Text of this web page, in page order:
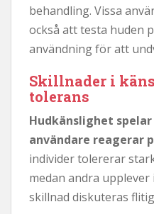
behandling. Vissa
också att testa huden
användning för att
Skillnader i
tolerans
Hudkänslighet
användare reagerar
individer tolererar
medan andra
skillnad diskuteras